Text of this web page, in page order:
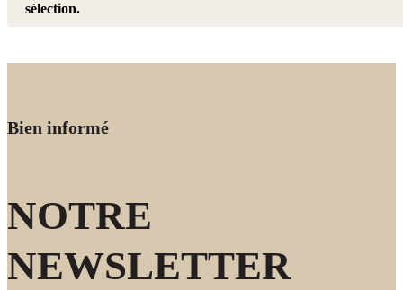
sélection.
Bien informé
NOTRE
NEWSLETTER